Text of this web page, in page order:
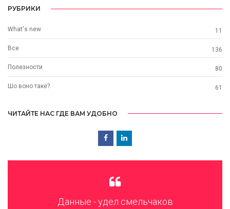
РУБРИКИ
What's new 11
Все 136
Полезности 80
Шо воно таке? 61
ЧИТАЙТЕ НАС ГДЕ ВАМ УДОБНО
Данные - удел смельчаков